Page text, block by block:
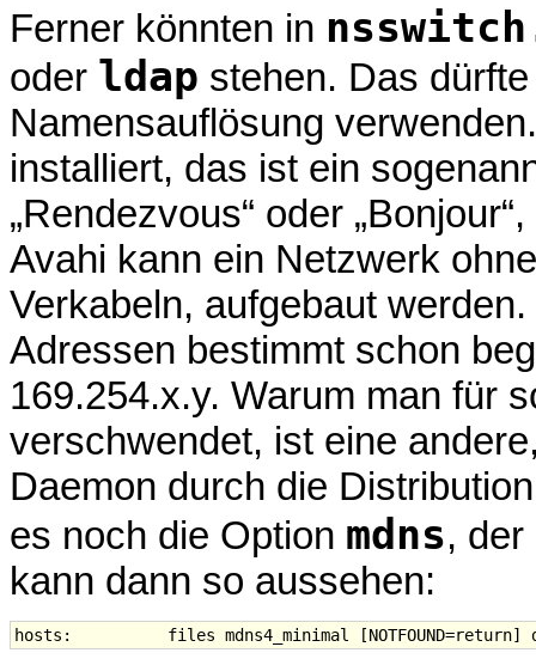
Ferner könnten in
oder ldap stehen. Das
Namensauflösung
installiert, das ist ein
„Rendezvous“ oder
Avahi kann ein Netzwerk
Verkabeln, aufgebaut
Adressen bestimmt schon
169.254.x.y. Warum man für
verschwendet, ist eine
Daemon durch die
es noch die Option mdns,
kann dann so aussehen: